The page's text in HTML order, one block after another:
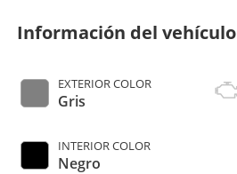
Información del vehículo
EXTERIOR COLOR
Gris
INTERIOR COLOR
Negro